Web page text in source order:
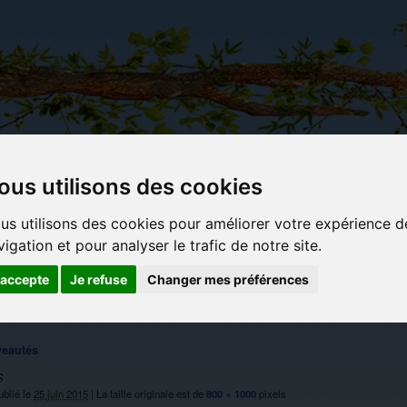
utilisons des cookies
utilisons des cookies pour améliorer votre expérience
et pour analyser le trafic de notre site.
Je refuse Changer mes préférences
manuelles,
détente et
jeux
cadeaux
originaux
Du
le 25 juin 2015 | La taille originale est de 800 × 1000 pixels